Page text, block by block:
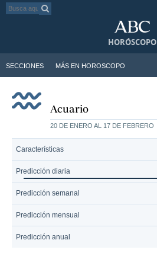
SECCIONES MÁS EN HOROSCOPO
HORÓSCOPO
Acuario
20 DE ENERO AL 17 DE FEBRERO
Características
Predicción diaria
Predicción semanal
Predicción mensual
Predicción anual